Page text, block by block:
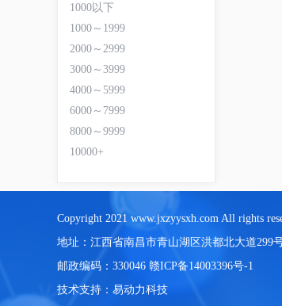
1000以下
1000～1999
2000～2999
3000～3999
4000～5999
6000～7999
8000～9999
10000+
Copyright 2021 www.jxzyysxh.com All rights
地址：江西省南昌市青山湖区洪都北大道299
邮政编码：330046 赣ICP备14003396号-1
技术支持： 易动力科技